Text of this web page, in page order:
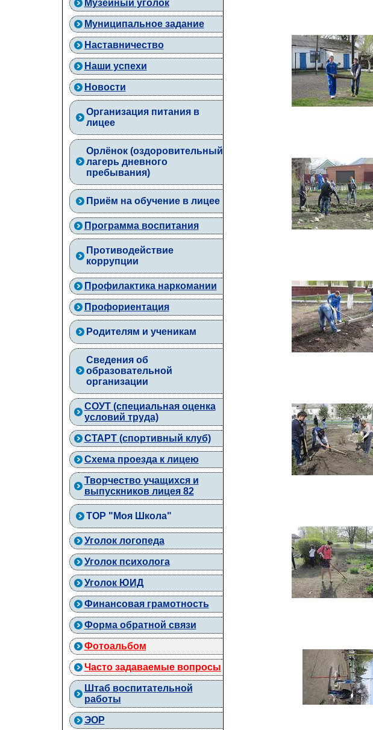
Музейный уголок
Муниципальное задание
Наставничество
Наши успехи
Новости
Организация питания в
лицее
Орлёнок (оздоровительный
лагерь дневного
пребывания)
Приём на обучение в лицее
Программа воспитания
Противодействие
коррупции
Профилактика наркомании
Профориентация
Родителям и ученикам
Сведения об
образовательной
организации
СОУТ (специальная оценка
условий труда)
СТАРТ (спортивный клуб)
Схема проезда к лицею
Творчество учащихся и
выпускников лицея 82
ТОР "Моя Школа"
Уголок логопеда
Уголок психолога
Уголок ЮИД
Финансовая грамотность
Форма обратной связи
Фотоальбом
Часто задаваемые вопросы
Штаб воспитательной
работы
ЭОР